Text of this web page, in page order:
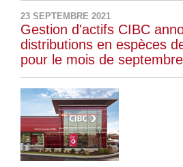
23 SEPTEMBRE 2021
Gestion d'actifs CIBC
distributions en espèces
pour le mois de